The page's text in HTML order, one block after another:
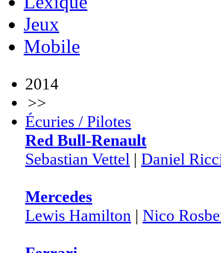
Jeux
Mobile
2014
>>
Écuries / Pilotes
Red Bull-Renault
Sebastian Vettel | Daniel
Mercedes
Lewis Hamilton | Nico